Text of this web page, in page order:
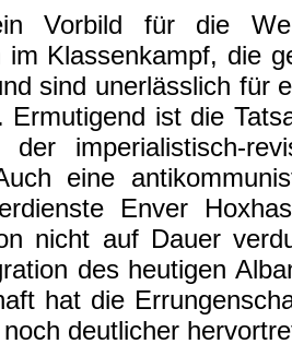
Vorbild für die
im Klassenkampf, die
sind unerlässlich für
Ermutigend ist die
imperialistisch-
eine
Enver
nicht auf Dauer
des heutigen
hat die
deutlicher